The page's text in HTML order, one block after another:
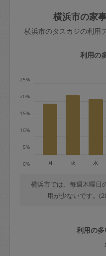
依頼者不在によ
金額の100%＋交
※例：依頼日時
50%
金曜日9時～土
＋交通費全額
依頼者不在によ
金額の100%＋交
定期契約をキャ
期は月2回まで
きた場合は損害
ご注意ください。
玉、など
あわせてこちら
はありますか？
横浜市の家
横浜市のタスカジの利用
利用の
0%
5%
10%
15%
20%
25%
月 火 水
横浜市では、毎週木曜日
用が少ないです。
利用の多